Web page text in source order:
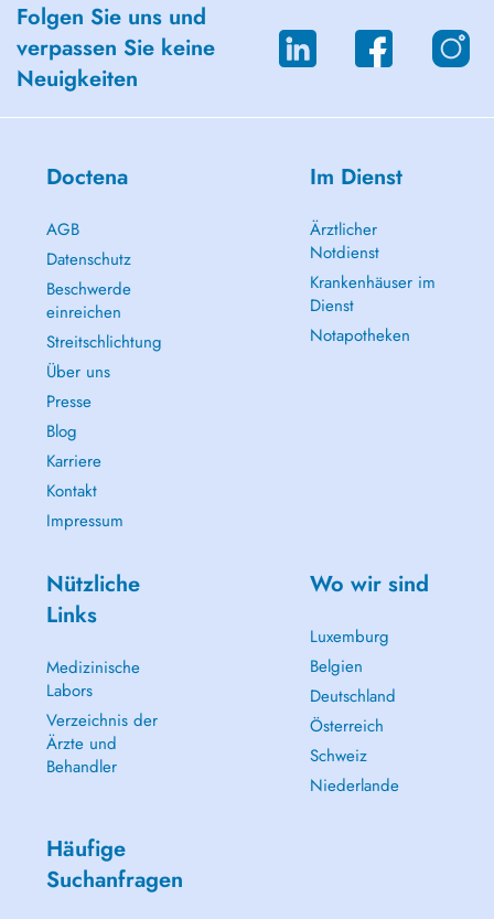
Folgen Sie uns und
verpassen Sie keine
Neuigkeiten
Doctena
AGB
Datenschutz
Beschwerde
einreichen
Streitschlichtung
Über uns
Presse
Blog
Karriere
Kontakt
Impressum
Im Dienst
Ärztlicher
Notdienst
Krankenhäuser im
Dienst
Notapotheken
Nützliche
Links
Medizinische
Labors
Verzeichnis der
Ärzte und
Behandler
Wo wir sind
Luxemburg
Belgien
Deutschland
Österreich
Schweiz
Niederlande
Häufige
Suchanfragen